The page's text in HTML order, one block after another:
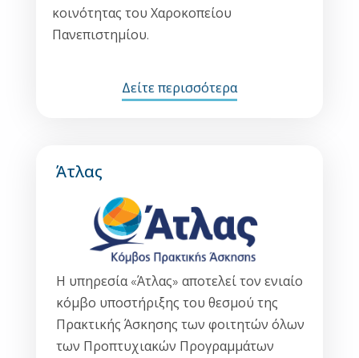
κοινότητας του Χαροκοπείου
Πανεπιστημίου.
Δείτε περισσότερα
Άτλας
Η υπηρεσία «Άτλας» αποτελεί τον ενιαίο
κόμβο υποστήριξης του θεσμού της
Πρακτικής Άσκησης των φοιτητών όλων
των Προπτυχιακών Προγραμμάτων